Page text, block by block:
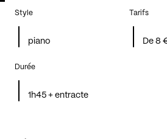
Style
piano
Tarifs
De 8
Durée
1h45 + entracte